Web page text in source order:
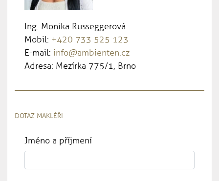
Ing. Monika Russeggerová
Mobil: +420 733 525 123
E-mail: info@ambienten.cz
Adresa: Mezírka 775/1, Brno
DOTAZ MAKLÉŘI
Jméno a příjmení